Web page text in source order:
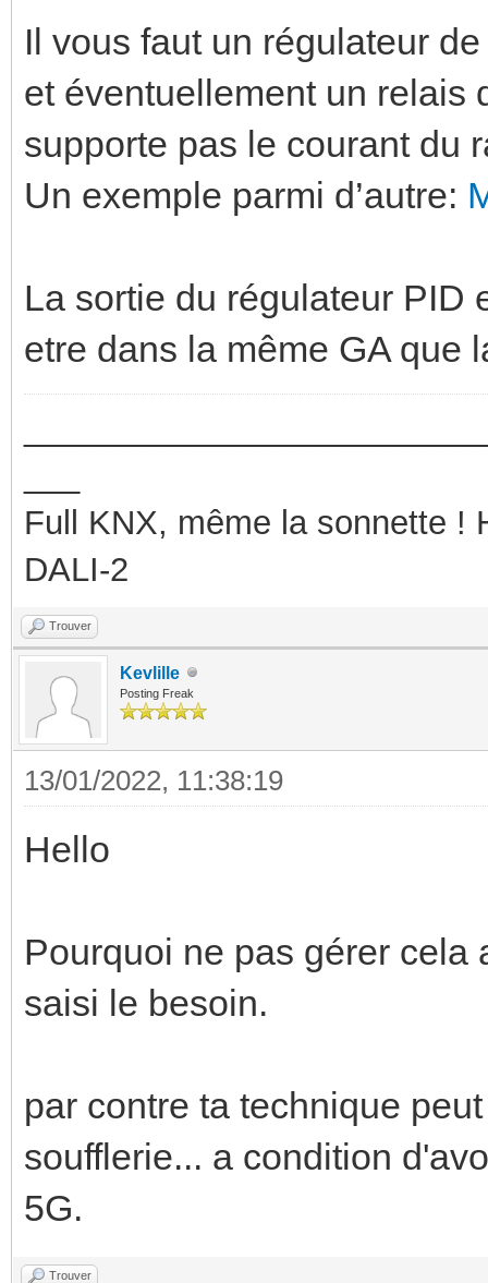
Il vous faut un régulateur
et éventuellement un relais
supporte pas le courant du
Un exemple parmi d’autre:
La sortie du régulateur PID
etre dans la même GA que
Full KNX, même la sonnette !
DALI-2
Trouver
Kevlille
Posting Freak
13/01/2022, 11:38:19
Hello
Pourquoi ne pas gérer cela
saisi le besoin.
par contre ta technique
soufflerie... a condition
5G.
Trouver